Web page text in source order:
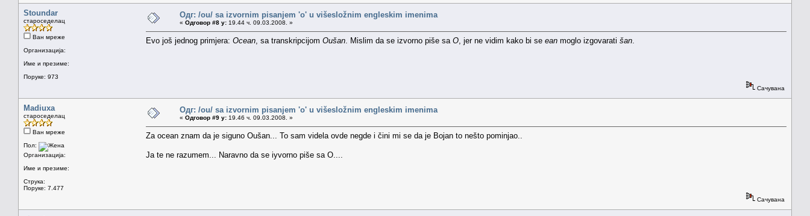
Stoundar
староседелац
Ван мреже
Организација:
Име и презиме:
Поруке: 973
Одг: /ou/ sa izvornim pisanjem 'o' u višesložnim engleskim imenima
« Одговор #8 у: 19.44 ч. 09.03.2008. »
Evo još jednog primjera: Ocean , sa transkripcijom Oušan . Mislim da se izvorno piše sa O , jer ne vidim kako bi se ean moglo izgovarati šan
Сачувана
Madiuxa
староседелац
Ван мреже
Пол:
Организација:
Име и презиме:
Струка:
Поруке: 7.477
Одг: /ou/ sa izvornim pisanjem 'o' u višesložnim engleskim imenima
« Одговор #9 у: 19.46 ч. 09.03.2008. »
Za ocean znam da je siguno Oušan... To sam videla ovde negde i čini mi se da je Bojan to nešto pominjao..
Ja te ne razumem... Naravno da se iyvorno piše sa O....
Сачувана